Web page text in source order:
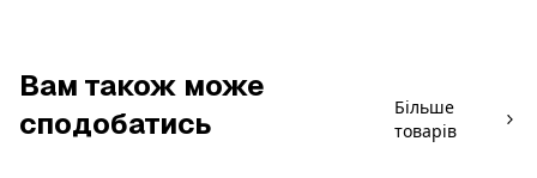
Вам також може
сподобатись
Більше
товарів